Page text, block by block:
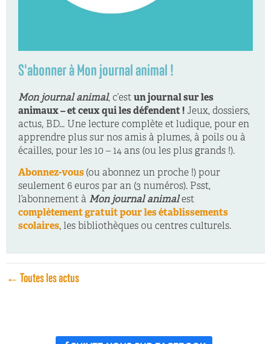
S'abonner à Mon journal animal !
Mon journal animal, c’est un journal sur les
animaux – et ceux qui les défendent ! Jeux, dossiers,
actus, BD… Une lecture complète et ludique, pour en
apprendre plus sur nos amis à plumes, à poils ou à
écailles, pour les 10 – 14 ans (ou les plus grands !).
Abonnez-vous (ou abonnez un proche !) pour
seulement 6 euros par an (3 numéros). Psst,
l’abonnement à Mon journal animalest
complètement gratuit pour les établissements
scolaires, les bibliothèques ou centres culturels.
← Toutes les actus